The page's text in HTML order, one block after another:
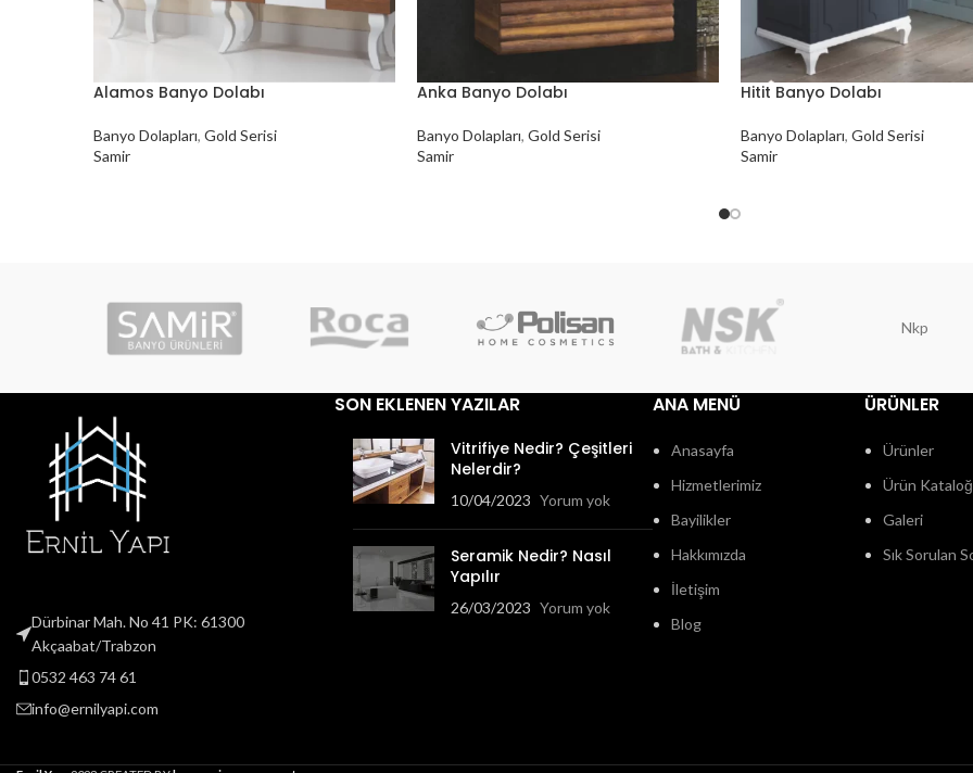
Alamos Banyo Dolabı
Banyo Dolapları, Gold Serisi
Samir
Anka Banyo Dolabı
Banyo Dolapları, Gold Serisi
Samir
Hitit Banyo Dolabı
Banyo Dolapları, Gold Serisi
Samir
Nkp
Dürbinar Mah. No 41 PK: 61300
Akçaabat/Trabzon
0532 463 74 61
info@ernilyapi.com
SON EKLENEN YAZILAR
Vitrifiye Nedir? Çeşitleri
Nelerdir?
10/04/2023 Yorum yok
Seramik Nedir? Nasıl
Yapılır
26/03/2023 Yorum yok
ANA MENÜ
Anasayfa
Hizmetlerimiz
Bayilikler
Hakkımızda
İletişim
Blog
ÜRÜNLER
Ürünler
Ürün
Galeri
Sık Sorulan